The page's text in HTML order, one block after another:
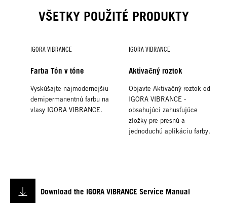
VŠETKY POUŽITÉ PRODUKTY
IGORA VIBRANCE
Farba Tón v tóne
Vyskúšajte najmodernejšiu
demipermanentnú farbu na
vlasy IGORA VIBRANCE.
IGORA VIBRANCE
Aktivačný roztok
Objavte Aktivačný roztok od
IGORA VIBRANCE -
obsahujúci zahusťujúce
zložky pre presnú a
jednoduchú aplikáciu farby.
Objavte Aktivačný gél od
Špeciálne vyvinutý
Download the IGORA VIBRANCE Service Manual